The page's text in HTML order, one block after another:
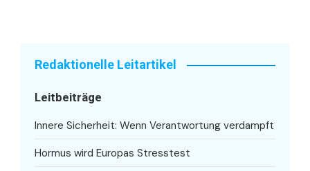
Redaktionelle Leitartikel
Leitbeiträge
Innere Sicherheit: Wenn Verantwortung verdampft
Hormus wird Europas Stresstest